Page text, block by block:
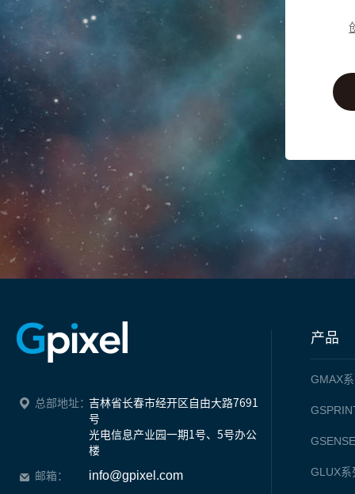
总部地址：吉林省长春市经开区自由大路7691
号
光电信息产业园一期1号、5号办公
楼
邮箱： info@gpixel.com
产品
GMAX
GLUX系